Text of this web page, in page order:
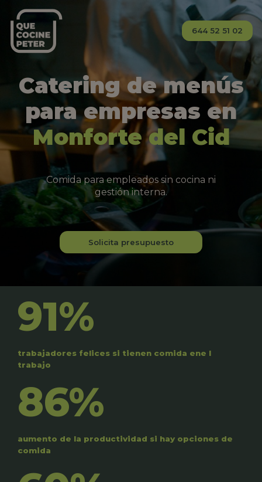
644 52 51 02
Catering de menús
para empresas en
Monforte del Cid
Comida para empleados sin cocina ni
gestión interna.
Solicita presupuesto
91%
trabajadores felices si tienen comida ene l
trabajo
86%
aumento de la productividad si hay opciones de
comida